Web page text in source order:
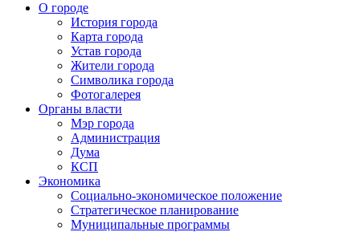
О городе
История города
Карта города
Устав города
Жители города
Символика города
Фотогалерея
Органы власти
Мэр города
Администрация
Дума
КСП
Экономика
Социально-экономическое положение
Стратегическое планирование
Муниципальные программы